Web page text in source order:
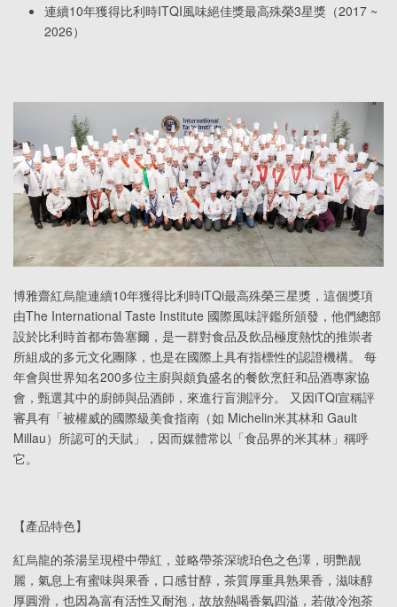
連續10年獲得比利時ITQI風味絕佳獎最高殊榮3星獎（2017 ~
2026）
博雅齋紅烏龍連續10年獲得比利時iTQi最高殊榮三星獎，這個獎項
由The International Taste Institute 國際風味評鑑所頒發，他們總部
設於比利時首都布魯塞爾，是一群對食品及飲品極度熱忱的推崇者
所組成的多元文化團隊，也是在國際上具有指標性的認證機構。 每
年會與世界知名200多位主廚與頗負盛名的餐飲烹飪和品酒專家協
會，甄選其中的廚師與品酒師，來進行盲測評分。 又因iTQi宣稱評
審具有「被權威的國際級美食指南（如 Michelin米其林和 Gault
Millau）所認可的天賦」，因而媒體常以「食品界的米其林」稱呼
它。
【產品特色】
紅烏龍的茶湯呈現橙中帶紅，並略帶茶深琥珀色之色澤，明艷靓
麗，氣息上有蜜味與果香，口感甘醇，茶質厚重具熟果香，滋味醇
厚圓滑，也因為富有活性又耐泡，故放熱喝香氣四溢，若做冷泡茶